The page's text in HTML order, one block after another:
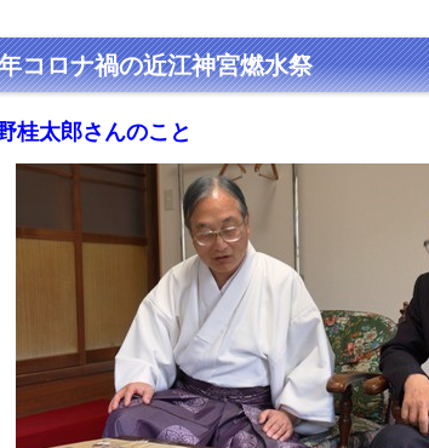
コロナ禍の近江神宮燃水祭
桂太郎さんのこと